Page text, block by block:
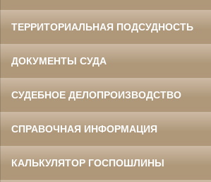
ТЕРРИТОРИАЛЬНАЯ ПОДСУДНОСТЬ
ДОКУМЕНТЫ СУДА
СУДЕБНОЕ ДЕЛОПРОИЗВОДСТВО
СПРАВОЧНАЯ ИНФОРМАЦИЯ
КАЛЬКУЛЯТОР ГОСПОШЛИНЫ